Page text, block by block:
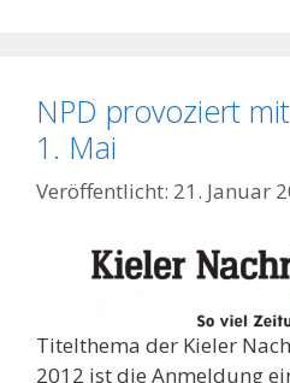
NPD provoziert
1. Mai
21. Januar
Titelthema der Kieler
2012 ist die Anmeldung